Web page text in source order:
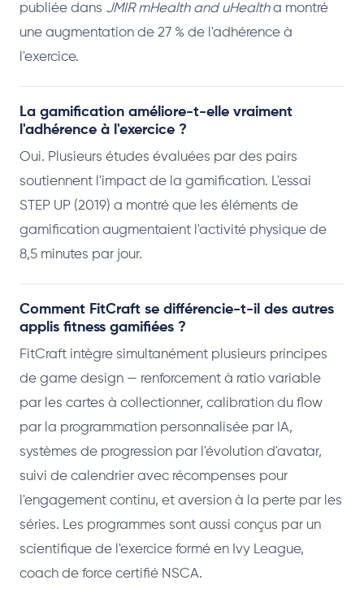
publiée dans JMIR mHealth and uHealtha montré
une augmentation de 27 % de l'adhérence à
l'exercice.
La gamification améliore-t-elle vraiment
l'adhérence à l'exercice ?
Oui. Plusieurs études évaluées par des pairs
soutiennent l'impact de la gamification. L'essai
STEP UP (2019) a montré que les éléments de
gamification augmentaient l'activité physique de
8,5 minutes par jour.
Comment FitCraft se différencie-t-il des autres
applis fitness gamifiées ?
FitCraft intègre simultanément plusieurs principes
de game design — renforcement à ratio variable
par les cartes à collectionner, calibration du flow
par la programmation personnalisée par IA,
systèmes de progression par l'évolution d'avatar,
suivi de calendrier avec récompenses pour
l'engagement continu, et aversion à la perte par les
séries. Les programmes sont aussi conçus par un
scientifique de l'exercice formé en Ivy League,
coach de force certifié NSCA.